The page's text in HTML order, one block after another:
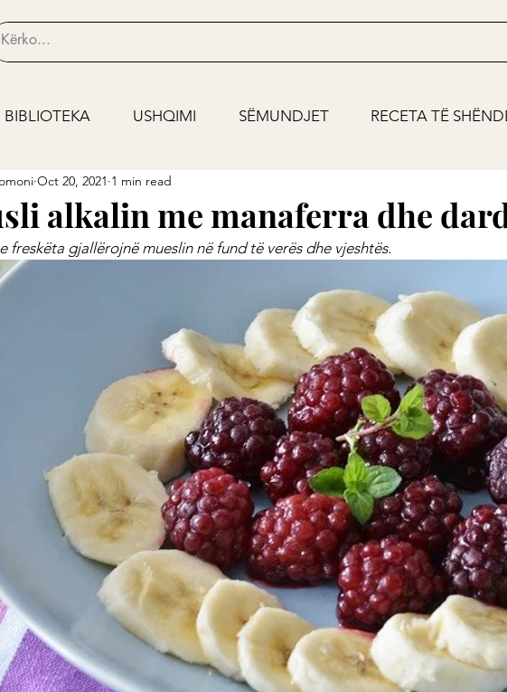
BIBLIOTEKA USHQIMI SËMUNDJET RECETA TË
alkalin me manaferra dhe
Oct 20, 2021 1 min read
freskëta gjallërojnë mueslin në fund të verës dhe vjeshtës.